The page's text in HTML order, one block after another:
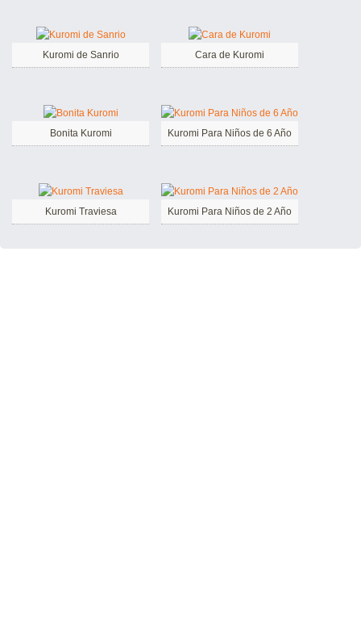
Kuromi de Sanrio Cara de Kuromi
Bonita Kuromi Kuromi Para Niños de 6 Año
Kuromi Traviesa Kuromi Para Niños de 2 Año